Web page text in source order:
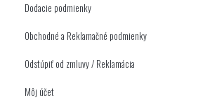
Dodacie podmienky
Obchodné a Reklamačné podmienky
Odstúpiť od zmluvy / Reklamácia
Môj účet